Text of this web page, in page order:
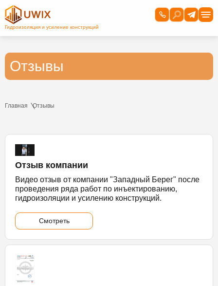
Отзывы
Главная Отзывы
Отзыв компании
Видео отзыв от компании "Западный Берег" после
проведения ряда работ по инъектированию,
гидроизоляции и усилению конструкций.
Смотреть